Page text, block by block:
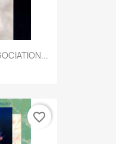
favorite_border